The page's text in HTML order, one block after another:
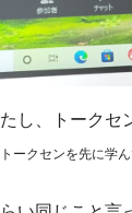
し、トークセ
ークセンを先に学ん